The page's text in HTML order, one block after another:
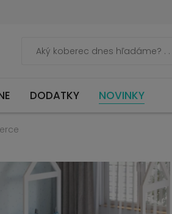
DODATKY NOVINKY